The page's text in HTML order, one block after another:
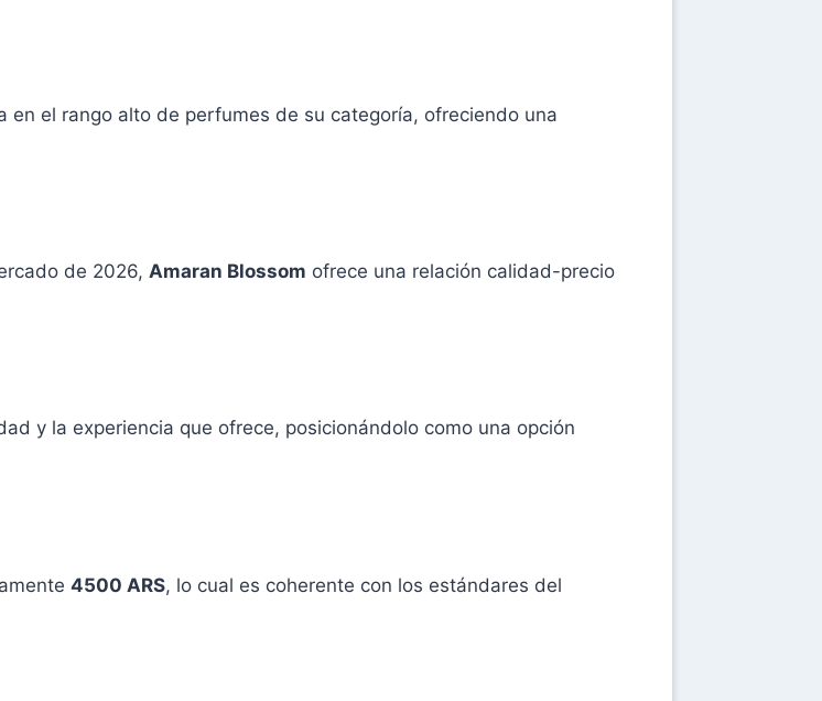
en el rango alto de perfumes de su categoría, ofreciendo una
de 2026, Amaran Blossom ofrece una relación calidad-precio
y la experiencia que ofrece, posicionándolo como una opción
4500 ARS, lo cual es coherente con los estándares del